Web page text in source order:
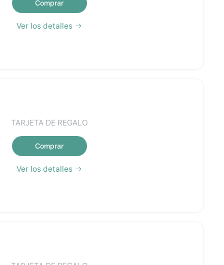
Comprar
Ver los detalles
TARJETA DE REGALO
Comprar
Ver los detalles